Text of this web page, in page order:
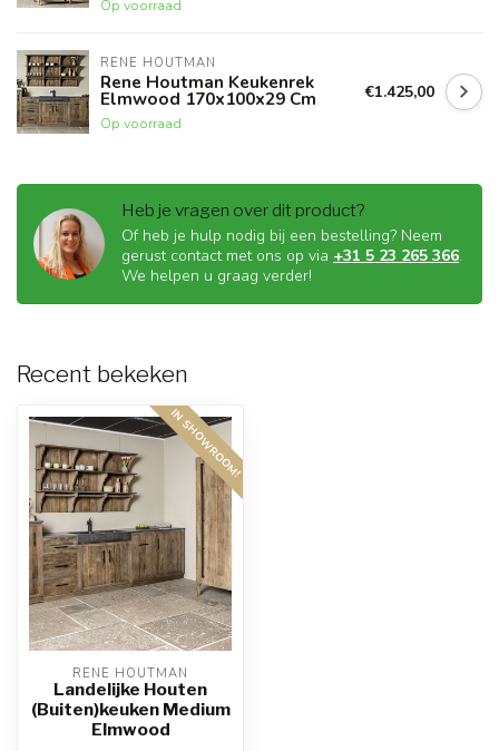
Op voorraad
RENE HOUTMAN
Rene Houtman Keukenrek
Elmwood 170x100x29 Cm
Op voorraad
€1.425,00
Heb je vragen over dit product?
Of heb je hulp nodig bij een bestelling? Neem
gerust contact met ons op via +31 5 23 265 366.
We helpen u graag verder!
Recent bekeken
IN SHOWROOM!
RENE HOUTMAN
Landelijke Houten
(Buiten)keuken Medium
Elmwood